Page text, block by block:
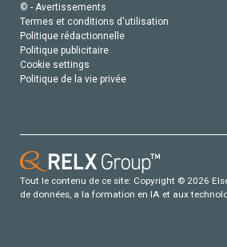
© - Avertissements
Termes et conditions d'utilisation
Politique rédactionnelle
Politique publicitaire
Cookie settings
Politique de la vie privée
Tout le contenu de ce site: Copyright © 2026
de données, a la formation en IA et aux